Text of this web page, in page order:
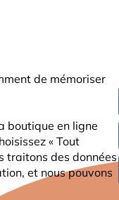
de mémoriser
boutique en ligne
« Tout
traitons des données
et nous pouvons
CADEAUX